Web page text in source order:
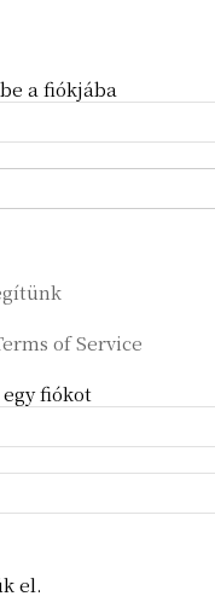
a fiókjába
of Service
fiókot
el.